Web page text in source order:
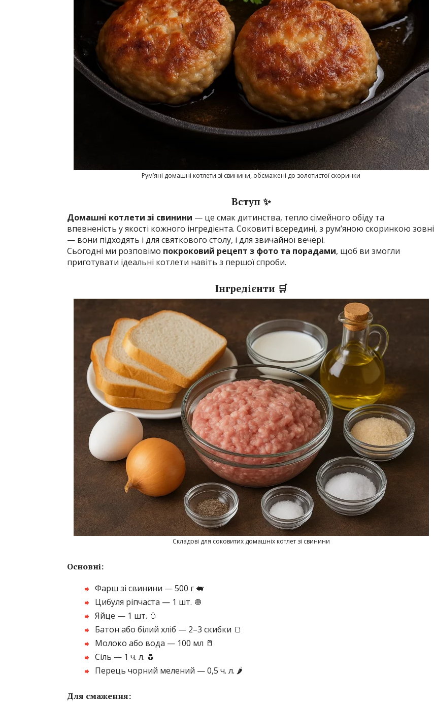
Рум’яні домашні котлети зі свинини, обсмажені до золотистої скоринки
Вступ ✨
Домашні котлети зі свинини — це смак дитинства, тепло сімейного обіду та
впевненість у якості кожного інгредієнта. Соковиті всередині, з рум’яною скоринкою зовні
— вони підходять і для святкового столу, і для звичайної вечері.
Сьогодні ми розповімо покроковий рецепт з фото та порадами, щоб ви змогли
приготувати ідеальні котлети навіть з першої спроби.
Інгредієнти 🛒
Складові для соковитих домашніх котлет зі свинини
Основні:
Фарш зі свинини — 500 г 🐖
Цибуля ріпчаста — 1 шт. 🧅
Яйце — 1 шт. 🥚
Батон або білий хліб — 2–3 скибки 🍞
Молоко або вода — 100 мл 🥛
Сіль — 1 ч. л. 🧂
Перець чорний мелений — 0,5 ч. л. 🌶️
Для смаження: